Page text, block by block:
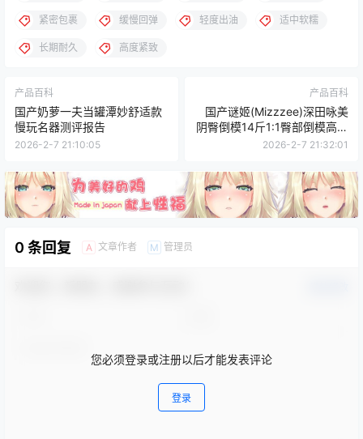
紧密包裹 缓慢回弹 轻度出油 适中软糯
长期耐久 高度紧致
产品百科
国产奶萝一夫当罐潭妙舒适款
慢玩名器测评报告
2026-2-7 21:10:05
产品百科
国产谜姬(Mizzzee)深田咏美
阴臀倒模14斤1:1臀部倒模高刺
激重体型飞机杯测评报告
2026-2-7 21:32:01
0 条回复 A 文章作者 M 管理员
您必须登录或注册以后才能发表评论
登录